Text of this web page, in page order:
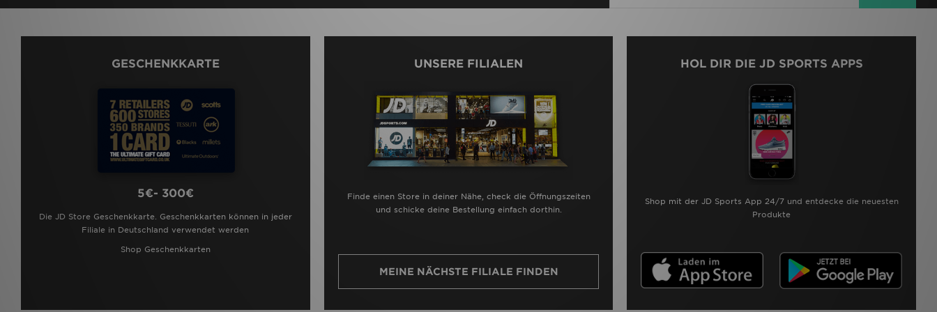
GESCHENKKARTE
5€- 300€
Die JD Store Geschenkkarte. Geschenkkarten können in jeder
Filiale in Deutschland verwendet werden
Shop Geschenkkarten
UNSERE FILIALEN
Finde einen Store in deiner Nähe, check die Öffnungszeiten
und schicke deine Bestellung einfach dorthin.
MEINE NÄCHSTE FILIALE FINDEN
HOL DIR DIE JD SPORTS APPS
Shop mit der JD Sports App 24/7 und entdecke die neuesten
Produkte